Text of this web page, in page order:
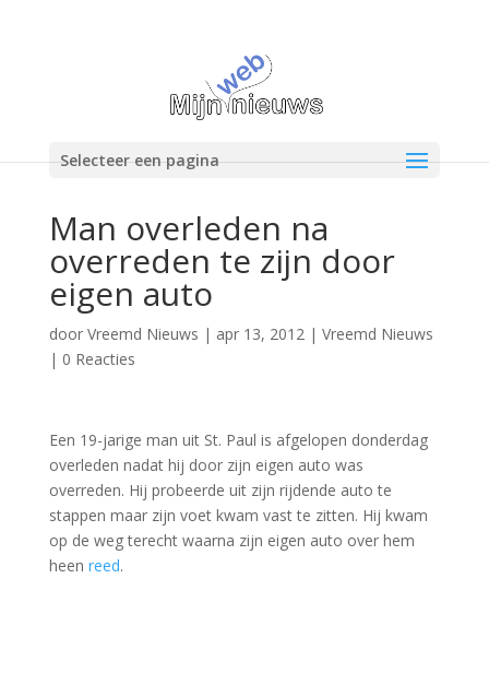
Selecteer een pagina
Man overleden na
overreden te zijn door
eigen auto
door Vreemd Nieuws | apr 13, 2012| Vreemd Nieuws
| 0 Reacties
Een 19-jarige man uit St. Paul is afgelopen donderdag
overleden nadat hij door zijn eigen auto was
overreden. Hij probeerde uit zijn rijdende auto te
stappen maar zijn voet kwam vast te zitten. Hij kwam
op de weg terecht waarna zijn eigen auto over hem
heen reed.